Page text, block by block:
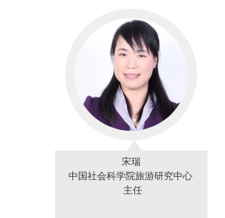
宋瑞
中国社会科学院旅游研究中心
主任